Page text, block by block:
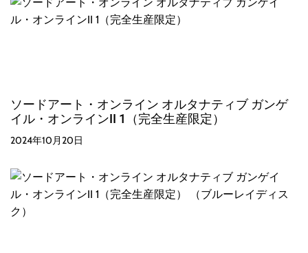
ソードアート・オンライン オルタナティブ ガンゲ
イル・オンラインII 1（完全生産限定）
2024年10月20日